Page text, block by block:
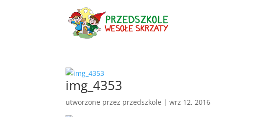
img_4353
utworzone przez przedszkole |wrz 12, 2016